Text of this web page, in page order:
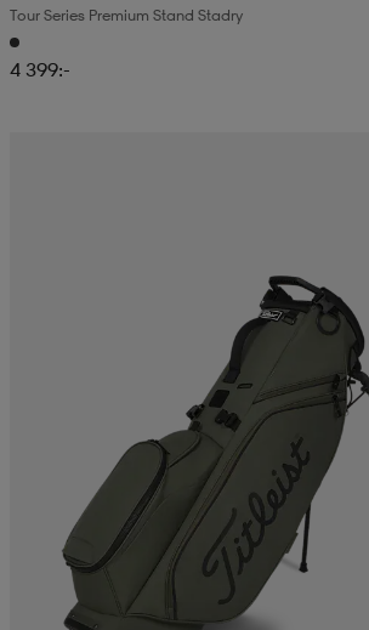
Tour Series Premium Stand Stadry
4 399:-